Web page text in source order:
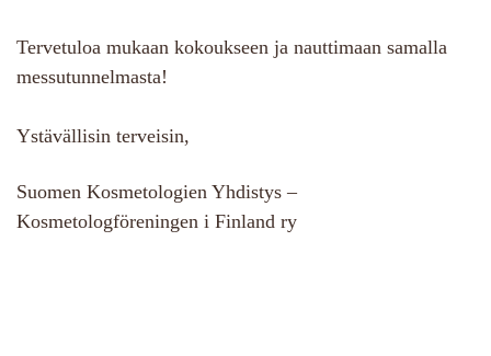
Tervetuloa mukaan kokoukseen ja nauttimaan samalla
messutunnelmasta!
Ystävällisin terveisin,
Suomen Kosmetologien Yhdistys –
Kosmetologföreningen i Finland ry